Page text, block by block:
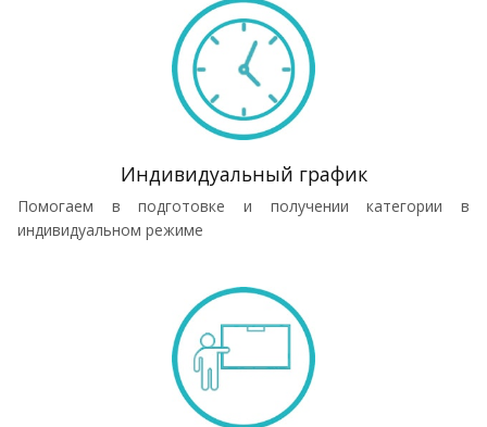
Индивидуальный график
Помогаем в подготовке и получении категории в
индивидуальном режиме